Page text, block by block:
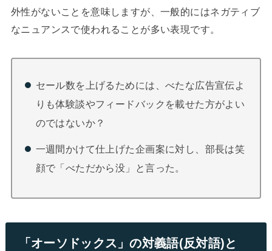
外性がないことを意味しますが、一般的にはネガティブ
なニュアンスで使われることが多い表現です。
セール数を上げるためには、べたな広告宣伝よ
りも体験談やフィードバックを載せた方がよい
のではないか？
一週間かけて仕上げた企画案に対し、部長は笑
顔で「べただから没」と言った。
「オーソドックス」の対義語(反対語)と